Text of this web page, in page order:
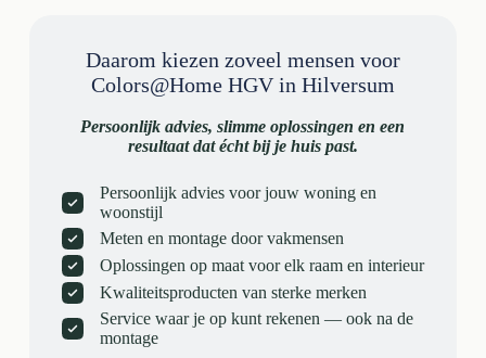
Daarom kiezen zoveel mensen voor
Colors@Home HGV in Hilversum
Persoonlijk advies, slimme oplossingen en een
resultaat dat écht bij je huis past.
Persoonlijk advies voor jouw woning en
woonstijl
Meten en montage door vakmensen
Oplossingen op maat voor elk raam en interieur
Kwaliteitsproducten van sterke merken
Service waar je op kunt rekenen — ook na de
montage